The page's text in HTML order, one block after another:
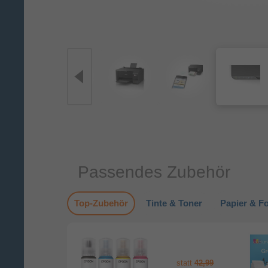
Passendes Zubehör
Top-Zubehör Tinte & Toner Papier &
statt42,99